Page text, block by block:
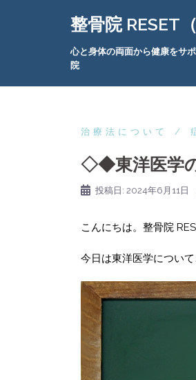
整骨院 RESET
心と身体の両面から健康をサ
院
治療法について
◇◆東洋医学
投稿日: 2024年6月11日
こんにちは。整骨院
今日は東洋医学について